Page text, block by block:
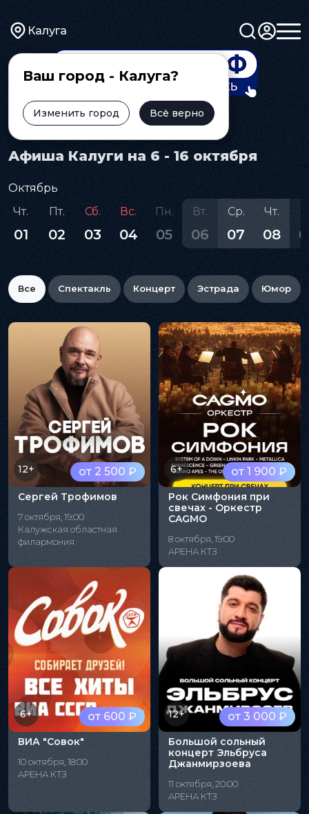
Калуга
Ваш город - Калуга?
Изменить город Всё верно
Главная Афиша
Афиша Калуги на 6 - 16 октября
Октябрь
Чт.
01
Пт.
02
Сб.
03
Вс.
04
Пн.
05
Вт.
06
Ср.
07
Чт.
08
Все Спектакль Концерт Эстрада Юмор
от 2 500 ₽
12+
Сергей Трофимов
7 октября, 19:00
Калужская областная
филармония
от 1 900 ₽
6+
Рок Симфония при
свечах - Оркестр
CAGMO
8 октября, 19:00
АРЕНА КТЗ
от 600 ₽
6+
ВИА "Совок"
10 октября, 18:00
АРЕНА КТЗ
от 3 000 ₽
12+
Большой сольный
концерт Эльбруса
Джанмирзоева
11 октября, 20:00
АРЕНА КТЗ